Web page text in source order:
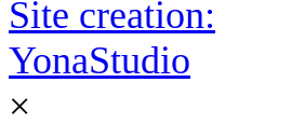
Site creation:
YonaStudio
×